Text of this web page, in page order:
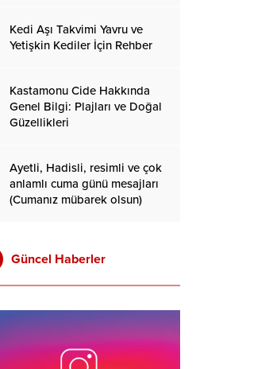
Kedi Aşı Takvimi Yavru ve
Yetişkin Kediler İçin Rehber
Kastamonu Cide Hakkında
Genel Bilgi: Plajları ve Doğal
Güzellikleri
Ayetli, Hadisli, resimli ve çok
anlamlı cuma günü mesajları
(Cumanız mübarek olsun)
Güncel Haberler